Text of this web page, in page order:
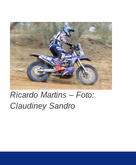
Ricardo Martins – Foto:
Claudiney Sandro